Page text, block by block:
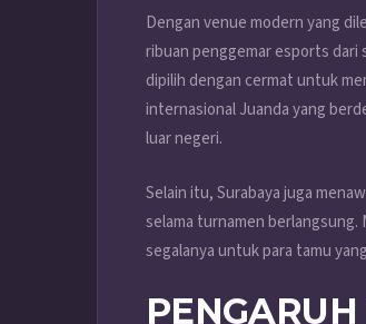
Dengan venue modern yang
ribuan penggemar esports dari
dipilih dengan cermat untuk
internasional Juanda yang
luar negeri.
Selain itu, Surabaya juga
selama turnamen berlangsung.
segalanya untuk para tamu